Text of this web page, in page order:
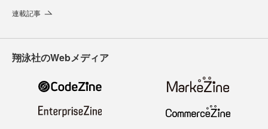
連載記事
翔泳社のWebメディア